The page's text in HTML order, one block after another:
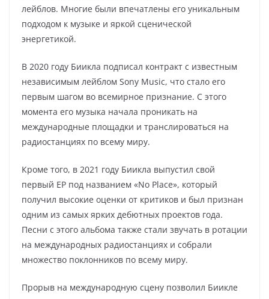
лейблов. Многие были впечатлены его уникальным
подходом к музыке и яркой сценической
энергетикой.
В 2020 году Биикла подписал контракт с известным
независимым лейблом Sony Music, что стало его
первым шагом во всемирное признание. С этого
момента его музыка начала проникать на
международные площадки и транслироваться на
радиостанциях по всему миру.
Кроме того, в 2021 году Биикла выпустил свой
первый EP под названием «No Place», который
получил высокие оценки от критиков и был признан
одним из самых ярких дебютных проектов года.
Песни с этого альбома также стали звучать в ротации
на международных радиостанциях и собрали
множество поклонников по всему миру.
Прорыв на международную сцену позволил Биикле